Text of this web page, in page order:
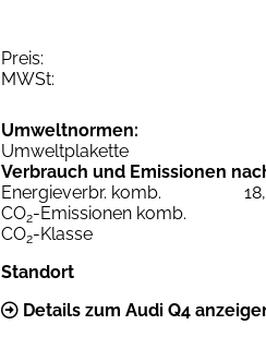
Preis:
MWSt:
Umweltnormen:
Umweltplakette
Verbrauch und Emissionen
Energieverbr. komb.
CO2-Emissionen komb.
CO2-Klasse
Standort
Details zum Audi Q4